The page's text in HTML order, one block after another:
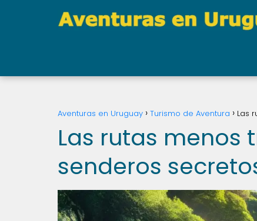
Aventuras en Uruguay Turismo de Aventura Las
Las rutas menos
senderos